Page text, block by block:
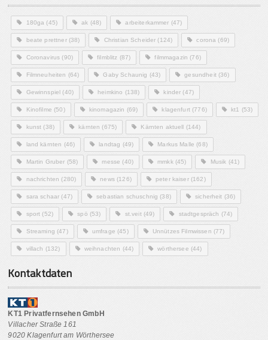
180ga (45) ak (48) arbeiterkammer (47)
beate prettner(38) Christian Scheider (124) corona (69)
Coronavirus (90) filmblitz (87) filmmagazin (76)
Filmneuheiten (64) Gaby Schaunig (43) gesundheit(36)
Gewinnspiel (40) heimkino (138) kinder (47)
Kinofilme (50) kinomagazin (69) klagenfurt(776) kt1 (53)
kunst (38) kärnten (675) Kärnten aktuell (144)
land kärnten (46) landtag (49) Markus Malle (68)
Martin Gruber (58) messe (40) mmkk(45) Musik (41)
nachrichten (280) news(126) peter kaiser(162)
sara schaar (47) sebastian schuschnig (38) sicherheit (36)
sport (52) spö (53) st.veit(49) stadtgespräch (74)
Streaming (47) umfrage (45) Unnützes Filmwissen (77)
villach (132) weihnachten (44) wörthersee (44)
Kontaktdaten
KT1 Privatfernsehen GmbH
Villacher Straße 161
9020 Klagenfurt am Wörthersee